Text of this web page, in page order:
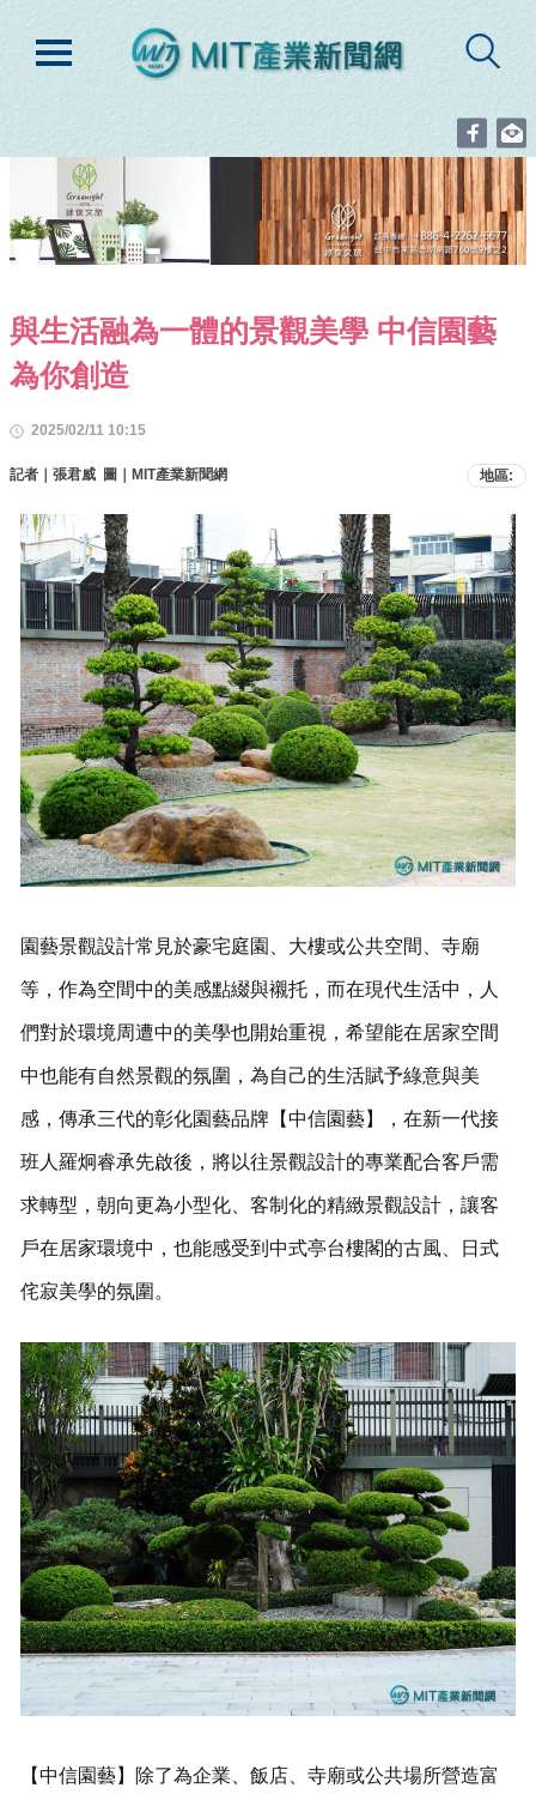
與生活融為一體的景觀美學 中信園藝
為你創造
2025/02/11 10:15
記者｜張君威 圖｜MIT產業新聞網 地區:
園藝景觀設計常見於豪宅庭園、大樓或公共空間、寺廟
等，作為空間中的美感點綴與襯托，而在現代生活中，人
們對於環境周遭中的美學也開始重視，希望能在居家空間
中也能有自然景觀的氛圍，為自己的生活賦予綠意與美
感，傳承三代的彰化園藝品牌【中信園藝】，在新一代接
班人羅炯睿承先啟後，將以往景觀設計的專業配合客戶需
求轉型，朝向更為小型化、客制化的精緻景觀設計，讓客
戶在居家環境中，也能感受到中式亭台樓閣的古風、日式
侘寂美學的氛圍。
【中信園藝】除了為企業、飯店、寺廟或公共場所營造富